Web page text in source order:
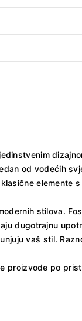
od vodećih
stilova.
dugotrajnu
vaš stil.
proizvode po